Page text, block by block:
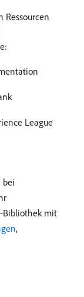
Ressourcen
League
bei
Bibliothek mit
,